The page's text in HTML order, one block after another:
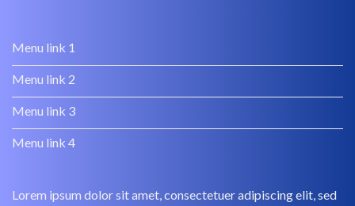
Menu link 1
Menu link 2
Menu link 3
Menu link 4
Lorem ipsum dolor sit amet, consectetuer adipiscing elit, sed